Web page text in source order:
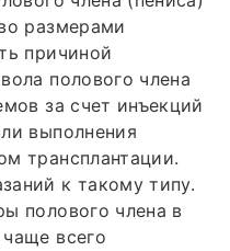
размерами
причиной
полового члена
за счет инъекций
выполнения
трансплантации.
к такому типу.
полового члена в
всего